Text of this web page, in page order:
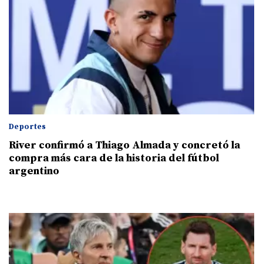
Deportes
River confirmó a Thiago Almada y concretó la
compra más cara de la historia del fútbol
argentino